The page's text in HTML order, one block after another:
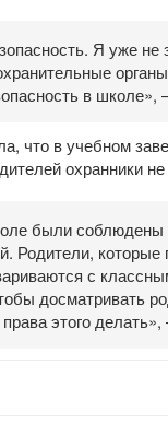
Я уже
в школе»,
что в учебном
охранники
были соблюдены
Родители,
с
досматривать
этого